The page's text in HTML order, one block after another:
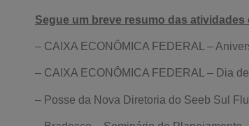
Segue um breve resumo das atividades
– CAIXA ECONÔMICA FEDERAL –
– CAIXA ECONÔMICA FEDERAL – Dia
– Posse da Nova Diretoria do Seeb Sul